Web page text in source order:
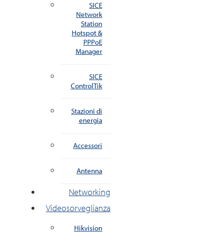
SICE
Network
Station
Hotspot &
PPPoE
Manager
SICE
ControlTik
Stazioni di
energia
Accessori
Antenna
Networking
Videosorveglianza
Hikvision